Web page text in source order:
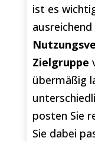
ist es
ausreichend
Zielgruppe
übermäßig
posten Sie
Sie dabei